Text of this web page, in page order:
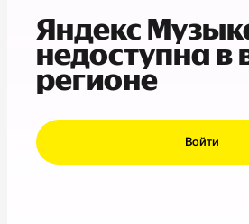
Яндекс
недоступна
регионе
Войти